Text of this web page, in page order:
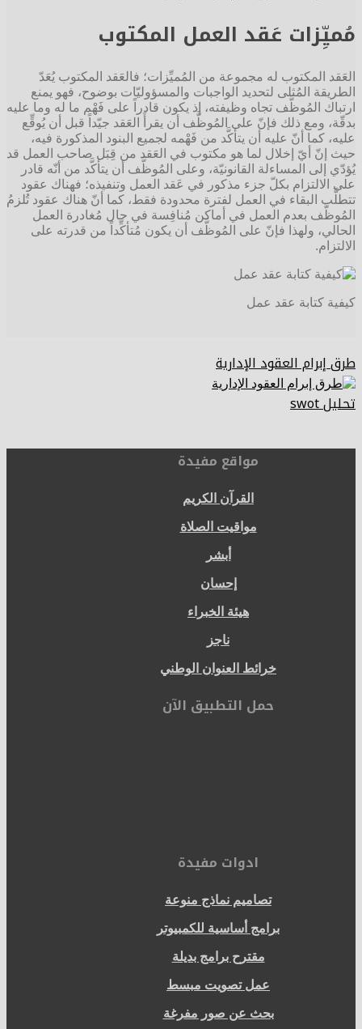
مُميِّزات عَقد العمل المكتوب
العَقد المكتوب له مجموعة من المُميِّزات؛ فالعَقد المكتوب يُعَدّ
الطريقة المُثلى لتحديد الواجبات والمسؤوليّات بوضوح، فهو يمنع
ارتباك المُوظَّف تجاه وظيفته، إذ يكون قادراً على فَهْم ما له وما عليه
بدقّة، ومع ذلك فإنّ على المُوظَّف أن يقرأَ العَقد جيّداً قبل أن يُوقِّع
عليه، كما أنّ عليه أن يتأكَّد من فَهْمه لجميع البنود المذكورة فيه،
حيث إنّ أيّ إخلال لما هو مكتوب في العَقد من قِبَل صاحب العمل قد
يُؤدّي إلى المساءلة القانونيّة، وعلى المُوظَّف أن يتأكَّد من أنّه قادر
على الالتزام بكلّ جزء مذكور في عَقد العمل وتنفيذه؛ فهناك عقود
تتطلَّب البقاء في العمل لفترة محدودة فقط، كما أنّ هناك عقود تُلزمُ
المُوظَّف بعدم العمل في أماكن مُنافِسة في حال مُغادرة العمل
الحالي، ولهذا فإنّ على المُوظَّف أن يكون مُتأكِّداً من قدرته على
الالتزام.
كيفية كتابة عقد عمل
طرق إبرام العقود الإدارية
تحليل swot
مواقع مفيدة
القرآن الكريم
مواقيت الصلاة
أبشر
إحسان
هيئة الخبراء
ناجز
خرائط العنوان الوطني
حمل التطبيق الآن
ادوات مفيدة
تصاميم نماذج منوعة
برامج أساسية للكمبيوتر
مقترح برامج بديلة
عمل تصويت مبسط
بحث عن صور مفرغة